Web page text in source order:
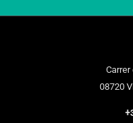
Carrer
08720